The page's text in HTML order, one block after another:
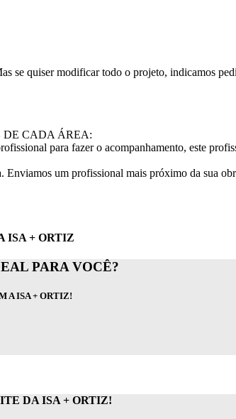
se quiser modificar todo o projeto, indicamos
DE CADA ÁREA:
para fazer o acompanhamento, este
um profissional mais próximo da sua
ISA + ORTIZ
PARA VOCÊ?
A ISA + ORTIZ!
DA ISA + ORTIZ!